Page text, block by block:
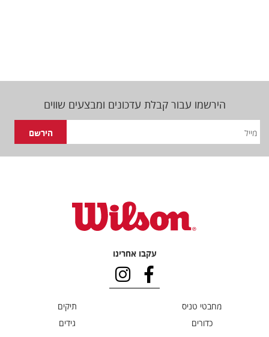
הירשמו עבור קבלת עדכונים ומבצעים שווים
עקבו אחרינו
מחבטי טניס
תיקים
כדורים
גידים